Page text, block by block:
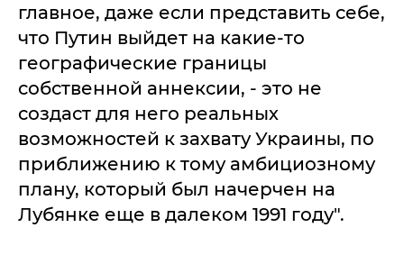
главное, даже если представить себе,
что Путин выйдет на какие-то
географические границы
собственной аннексии, - это не
создаст для него реальных
возможностей к захвату Украины, по
приближению к тому амбициозному
плану, который был начерчен на
Лубянке еще в далеком 1991 году".